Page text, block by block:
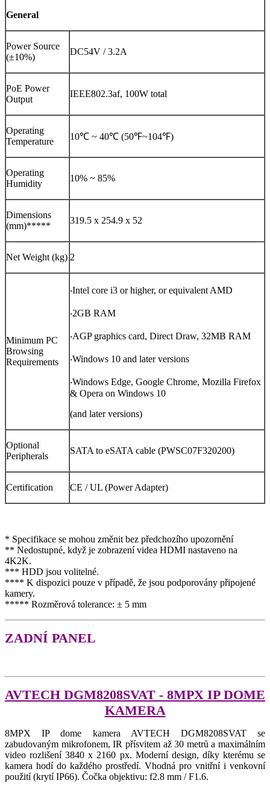
General
Power Source
(±10%)
DC54V / 3.2A
PoE Power
Output
IEEE802.3af, 100W total
Operating
Temperature
10℃ ~ 40℃ (50℉~104℉)
Operating
Humidity
10% ~ 85%
Dimensions
(mm)*****
319.5 x 254.9 x 52
Net Weight (kg) 2
Minimum PC
Browsing
Requirements
‧Intel core i3 or higher, or equivalent AMD
‧2GB RAM
‧AGP graphics card, Direct Draw, 32MB RAM
‧Windows 10 and later versions
‧Windows Edge, Google Chrome, Mozilla Firefox
& Opera on Windows 10
(and later versions)
Optional
Peripherals
SATA to eSATA cable (PWSC07F320200)
Certification CE / UL (Power Adapter)
* Specifikace se mohou změnit bez předchozího upozornění
** Nedostupné, když je zobrazení videa HDMI nastaveno na
4K2K.
*** HDD jsou volitelné.
**** K dispozici pouze v případě, že jsou podporovány připojené
kamery.
***** Rozměrová tolerance: ± 5 mm
ZADNÍ PANEL
AVTECH DGM8208SVAT - 8MPX IP DOME
KAMERA
8MPX IP dome kamera AVTECH DGM8208SVAT se
zabudovaným mikrofonem, IR přísvitem až 30 metrů a maximálním
video rozlišení 3840 x 2160 px. Moderní design, díky kterému se
kamera hodí do každého prostředí. Vhodná pro vnitřní i venkovní
použití (krytí IP66). Čočka objektivu: f2.8 mm / F1.6.